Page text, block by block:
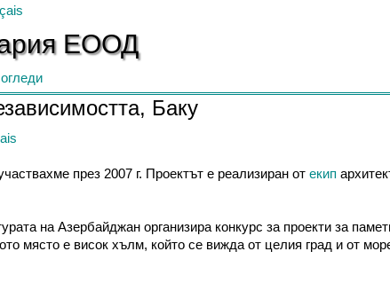
ЕООД
Баку
през 2007 г. Проектът е реализиран от екип
на Азербайджан организира конкурс за проекти за
място е висок хълм, който се вижда от целия град и от